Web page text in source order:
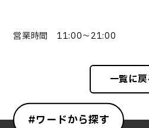
営業時間 11:00～21:00
一覧に戻
#ワードから探す